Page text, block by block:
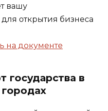
вашу
открытия бизнеса
государства в